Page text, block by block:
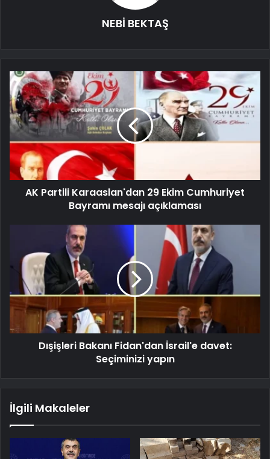
NEBİ BEKTAŞ
AK Partili Karaaslan'dan 29 Ekim Cumhuriyet
Bayramı mesajı açıklaması
Dışişleri Bakanı Fidan'dan İsrail'e davet:
Seçiminizi yapın
İlgili Makaleler